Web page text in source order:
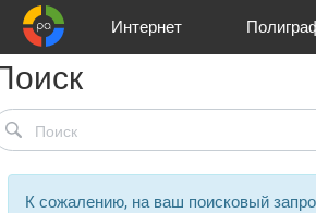
Интернет
Реклама и продвижение
Цифра и офсет
Телевидение
Клиенты
К сожалению, на ваш поисковый